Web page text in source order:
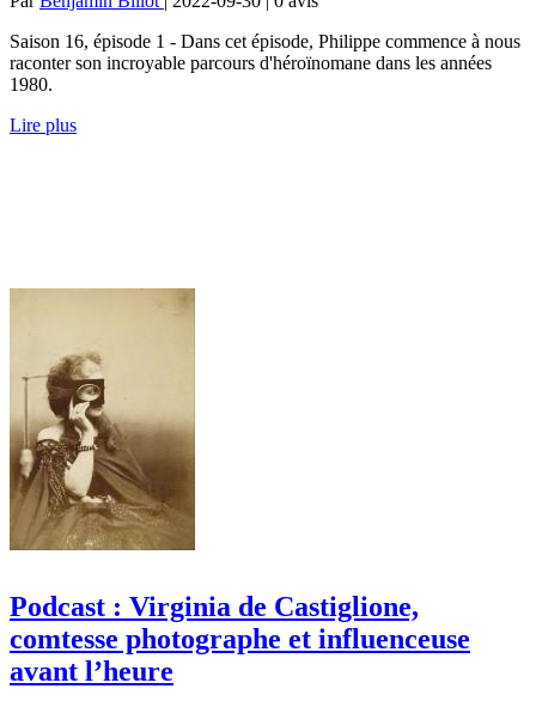
Saison 16, épisode 1 - Dans cet épisode, Philippe commence à nous
raconter son incroyable parcours d'héroïnomane dans les années
1980.
Lire plus
Podcast : Virginia de Castiglione,
comtesse photographe et influenceuse
avant l’heure